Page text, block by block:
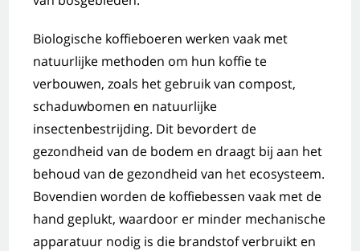
Biologische koffieboeren werken vaak met
natuurlijke methoden om hun koffie te
verbouwen, zoals het gebruik van compost,
schaduwbomen en natuurlijke
insectenbestrijding. Dit bevordert de
gezondheid van de bodem en draagt bij aan het
behoud van de gezondheid van het ecosysteem.
Bovendien worden de koffiebessen vaak met de
hand geplukt, waardoor er minder mechanische
apparatuur nodig is die brandstof verbruikt en